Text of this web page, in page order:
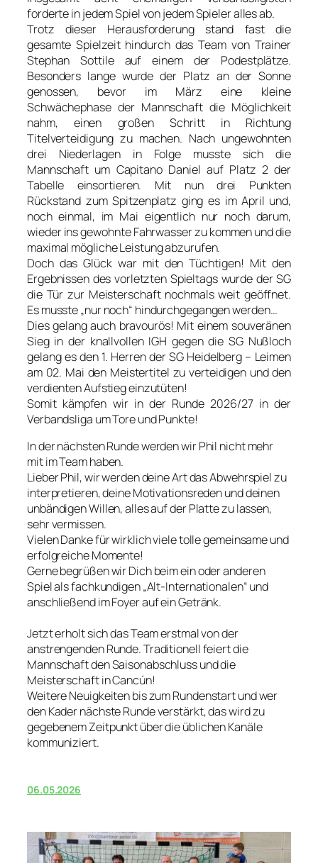
forderte in jedem Spiel von jedem Spieler alles ab.
Trotz dieser Herausforderung stand fast die
gesamte Spielzeit hindurch das Team von Trainer
Stephan Sottile auf einem der Podestplätze.
Besonders lange wurde der Platz an der Sonne
genossen, bevor im März eine kleine
Schwächephase der Mannschaft die Möglichkeit
nahm, einen großen Schritt in Richtung
Titelverteidigung zu machen. Nach ungewohnten
drei Niederlagen in Folge musste sich die
Mannschaft um Capitano Daniel auf Platz 2 der
Tabelle einsortieren. Mit nun drei Punkten
Rückstand zum Spitzenplatz ging es im April und,
noch einmal, im Mai eigentlich nur noch darum,
wieder ins gewohnte Fahrwasser zu kommen und die
maximal mögliche Leistung abzurufen.
Doch das Glück war mit den Tüchtigen! Mit den
Ergebnissen des vorletzten Spieltags wurde der SG
die Tür zur Meisterschaft nochmals weit geöffnet.
Es musste „nur noch“ hindurchgegangen werden…
Dies gelang auch bravourös! Mit einem souveränen
Sieg in der knallvollen IGH gegen die SG Nußloch
gelang es den 1. Herren der SG Heidelberg – Leimen
am 02. Mai den Meistertitel zu verteidigen und den
verdienten Aufstieg einzutüten!
Somit kämpfen wir in der Runde 2026/27 in der
Verbandsliga um Tore und Punkte!
In der nächsten Runde werden wir Phil nicht mehr
mit im Team haben.
Lieber Phil, wir werden deine Art das Abwehrspiel zu
interpretieren, deine Motivationsreden und deinen
unbändigen Willen, alles auf der Platte zu lassen,
sehr vermissen.
Vielen Danke für wirklich viele tolle gemeinsame und
erfolgreiche Momente!
Gerne begrüßen wir Dich beim ein oder anderen
Spiel als fachkundigen „Alt-Internationalen“ und
anschließend im Foyer auf ein Getränk.
Jetzt erholt sich das Team erstmal von der
anstrengenden Runde. Traditionell feiert die
Mannschaft den Saisonabschluss und die
Meisterschaft in Cancún!
Weitere Neuigkeiten bis zum Rundenstart und wer
den Kader nächste Runde verstärkt, das wird zu
gegebenem Zeitpunkt über die üblichen Kanäle
kommuniziert.
06.05.2026